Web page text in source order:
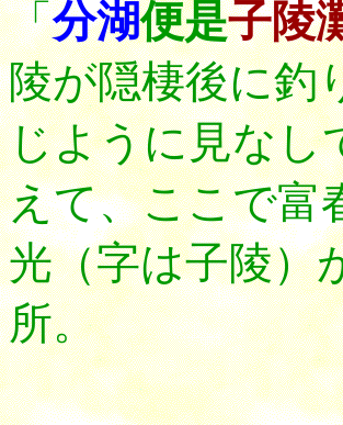
「分湖便是子陵
陵が隠棲後に釣
じように見なし
えて、ここで富
光（字は子陵）
所。